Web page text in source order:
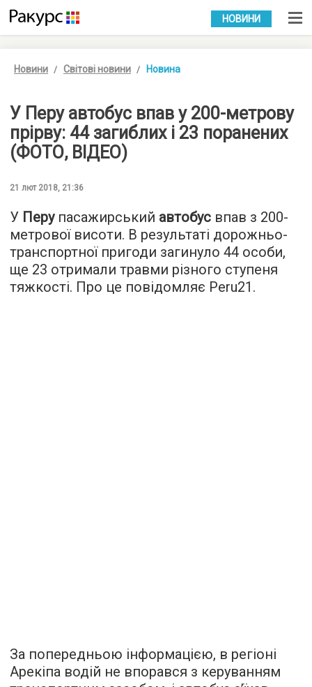
УКР РУС
НОВИНИ
Новини Світові новини Новина
У Перу автобус впав у 200-метрову
прірву: 44 загиблих і 23 поранених
(ФОТО, ВІДЕО)
21 лют 2018, 21:36
У Перупасажирський автобус впав з 200-
метрової висоти. В результаті дорожньо-
транспортної пригоди загинуло 44 особи,
ще 23 отримали травми різного ступеня
тяжкості. Про це повідомляє Peru21 .
За попередньою інформацією, в регіоні
Арекіпа водій не впорався з керуванням